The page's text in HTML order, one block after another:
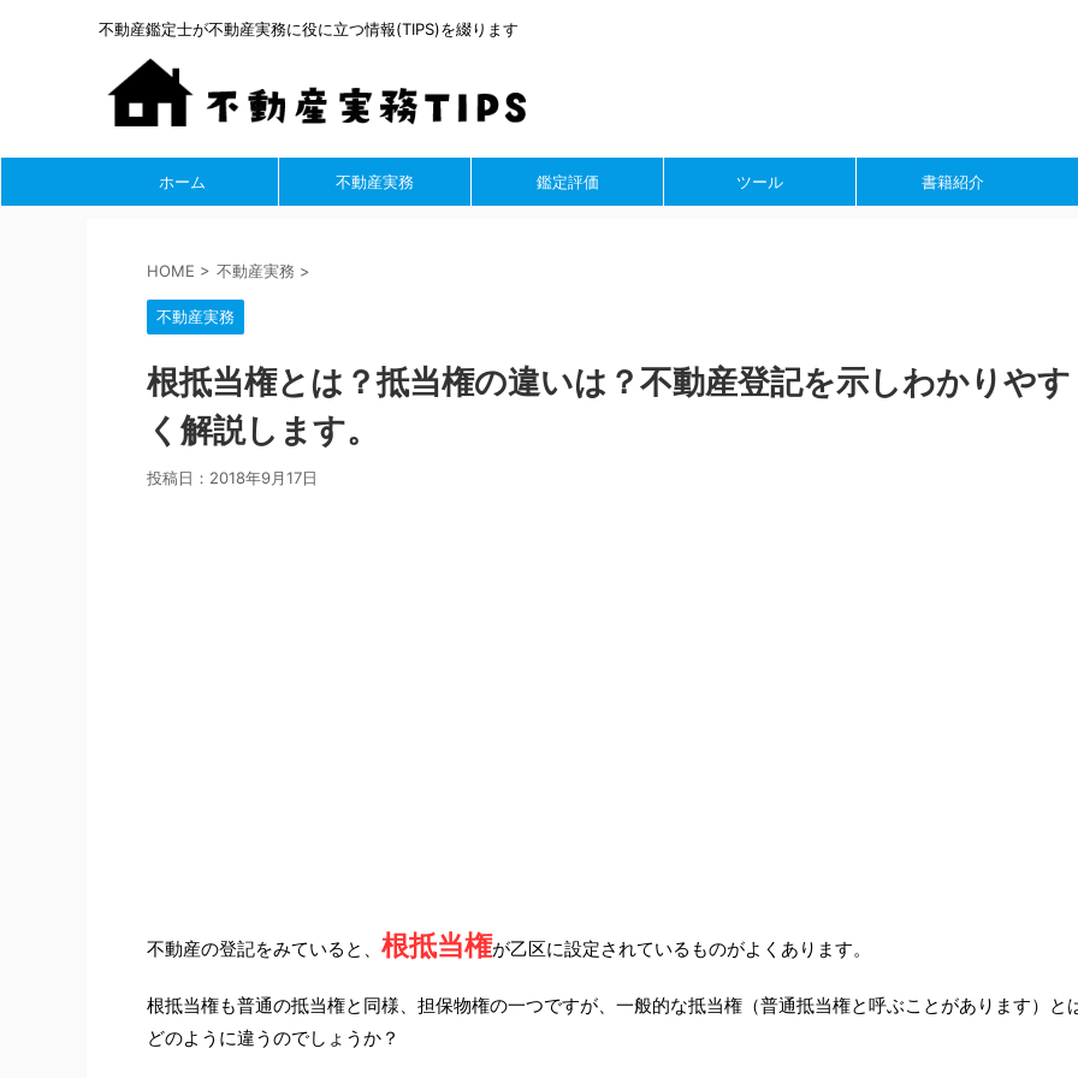
不動産鑑定士が不動産実務に役に立つ情報(TIPS)を綴ります
ホーム 不動産実務 鑑定評価 ツール 書籍紹介
HOME > 不動産実務 >
不動産実務
根抵当権とは？抵当権の違いは？不動産登記を示しわかりやす
く解説します。
投稿日： 2018年9月17日
不動産の登記をみていると、 根抵当権が乙区に設定されているものがよくあります。
根抵当権も普通の抵当権と同様、担保物権の一つですが、一般的な抵当権（普通抵当権と呼ぶことがあります）と
どのように違うのでしょうか？